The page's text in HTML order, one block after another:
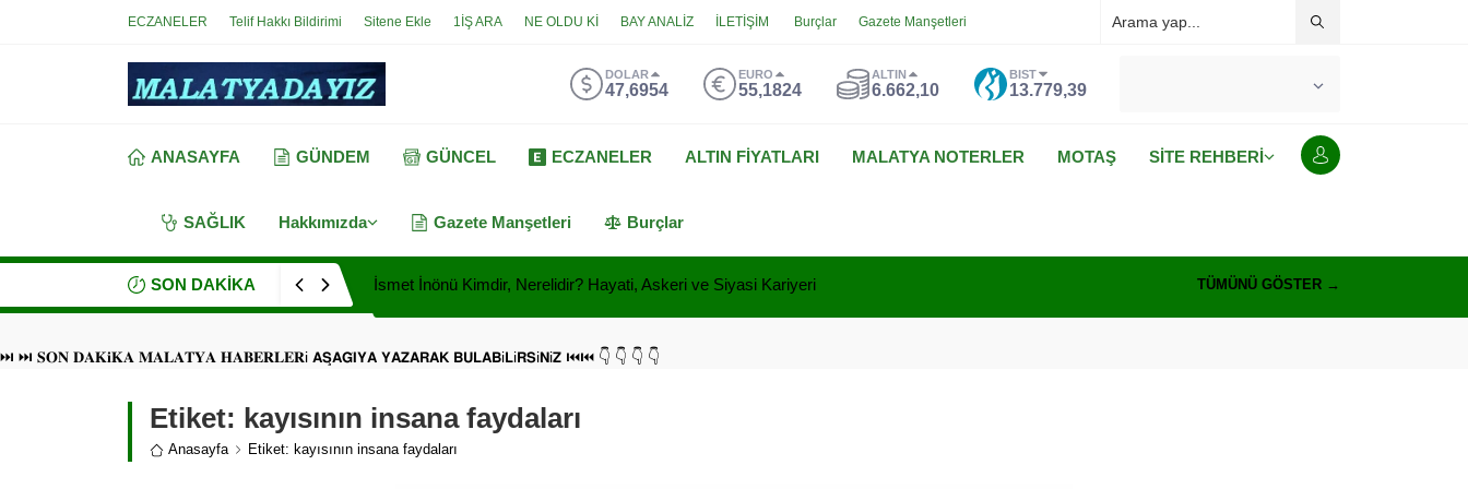
ECZANELER Telif Hakkı Bildirimi Sitene Ekle 1İŞ ARA NE OLDU Kİ BAY ANALİZ İLETİŞİM Burçlar Gazete Manşetleri
DOLAR
47,6954
EURO
55,1824
ALTIN
6.662,10
BIST
13.779,39
ANASAYFA GÜNDEM GÜNCEL ECZANELER ALTIN FİYATLARI MALATYA NOTERLER MOTAŞ SİTE REHBERİ
SAĞLIK Hakkımızda Gazete Manşetleri Burçlar
SON DAKİKA İsmet İnönü Kimdir, Nerelidir? Hayati, Askeri ve Siyasi Kariyeri TÜMÜNÜ GÖSTER →
⏭ ⏭ 𝐒𝐎𝐍 𝐃𝐀𝐊𝐢𝐊𝐀 𝐌𝐀𝐋𝐀𝐓𝐘𝐀 𝐇𝐀𝐁𝐄𝐑𝐋𝐄𝐑i 𝗔𝗦̧𝗔𝗚̆𝗜𝗬𝗔 𝗬𝗔𝗭𝗔𝗥𝗔𝗞 𝗕𝗨𝗟𝗔𝗕i𝗟i𝗥𝗦i𝗡i𝗭 ⏮⏮ 👇 👇 👇 👇
Etiket: kayısının insana faydaları
Anasayfa Etiket: kayısının insana faydaları